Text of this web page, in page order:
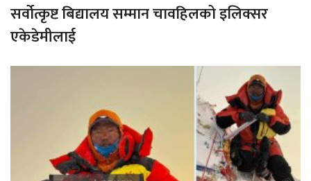
सर्वोत्कृष्ट बिद्यालय सम्मान चावहिलको इलिक्सर
एकेडेमीलाई